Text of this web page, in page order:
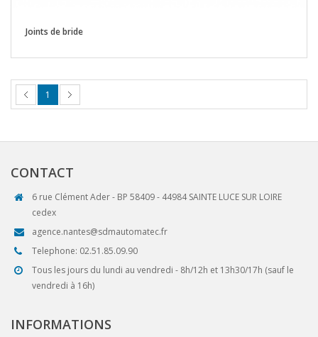
Joints de bride
1
CONTACT
6 rue Clément Ader - BP 58409 - 44984 SAINTE LUCE SUR LOIRE
cedex
agence.nantes@sdmautomatec.fr
Telephone: 02.51.85.09.90
Tous les jours du lundi au vendredi - 8h/12h et 13h30/17h (sauf le
vendredi à 16h)
INFORMATIONS